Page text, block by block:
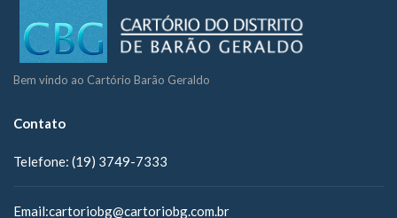
Bem vindo ao Cartório Barão Geraldo
Contato
Telefone: (19) 3749-7333
Email:cartoriobg@cartoriobg.com.br